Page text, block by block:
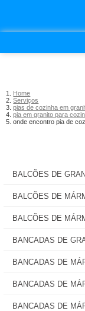
Home
Serviços
pias de cozinha em
pia em granito para
onde encontro pia de
BALCÕES DE
BALCÕES DE
BALCÕES DE
BANCADAS DE
BANCADAS DE
BANCADAS DE
BANCADAS DE